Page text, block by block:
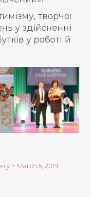
творчої
у здійсненні
у роботі й
March 5, 2019